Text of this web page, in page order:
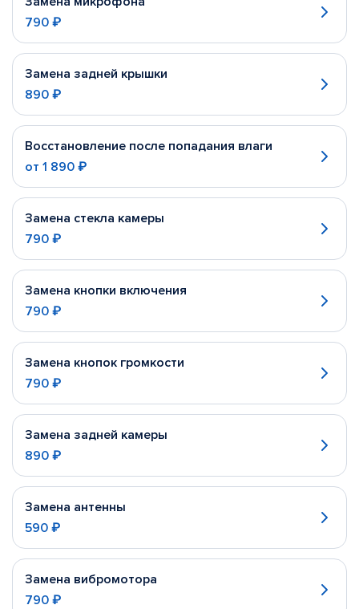
790 ₽
Замена задней крышки
890 ₽
Восстановление после попадания влаги
от 1 890 ₽
Замена стекла камеры
790 ₽
Замена кнопки включения
790 ₽
Замена кнопок громкости
790 ₽
Замена задней камеры
890 ₽
Замена антенны
590 ₽
Замена вибромотора
790 ₽